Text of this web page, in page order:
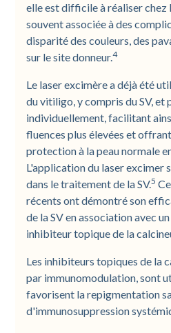
elle est difficile à réaliser chez
souvent associée à des
disparité des couleurs, des
sur le site donneur.4
Le laser excimère a déjà été
du vitiligo, y compris du SV, et
individuellement, facilitant
fluences plus élevées et
protection à la peau normale
L'application du laser excimer
dans le traitement de la SV.5
récents ont démontré son
de la SV en association avec
inhibiteur topique de la
Les inhibiteurs topiques de la
par immunomodulation, sont
favorisent la repigmentation
d'immunosuppression